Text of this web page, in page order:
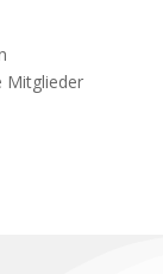
Mitglieder